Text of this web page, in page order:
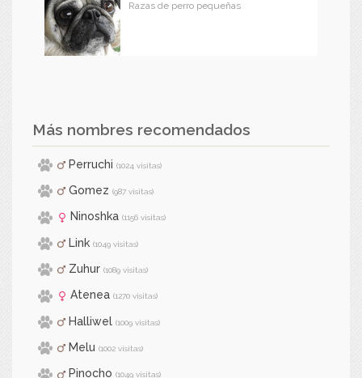
Razas de perro pequeñas
Más nombres recomendados
Perruchi (1024 visitas)
Gomez (987 visitas)
Ninoshka (1156 visitas)
Link (1049 visitas)
Zuhur (1089 visitas)
Atenea (1270 visitas)
Halliwel (1009 visitas)
Melu (1002 visitas)
Pinocho (1049 visitas)